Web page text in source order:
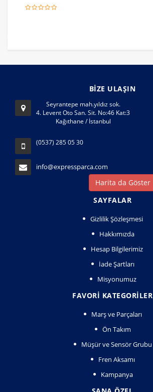
BİZE ULAŞIN
Seyrantepe mah.yıldız sok.
4. Levent Oto San. Sit. No:46 Kat:3
Kağıthane / İstanbul
(0537) 285 05 30
info@expressparca.com
Harita da Göster
SAYFALAR
Gizlilik Şözleşmesi
Hakkımızda
Hesap Bilgilerimiz
İade Şartları
Misyonumuz
FAVORI KATEGORILER
Marş ve Parçaları
Ön Takım
Müşür ve Sensör Grubu
Fren Aksamı
Kampanya